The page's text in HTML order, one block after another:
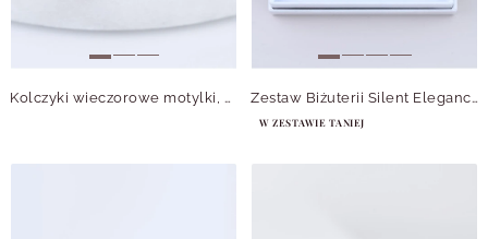
Kolczyki wieczorowe motylki, kryształki B213242S00 Zestaw Biżuterii Silent Elegance
W ZESTAWIE TANIEJ